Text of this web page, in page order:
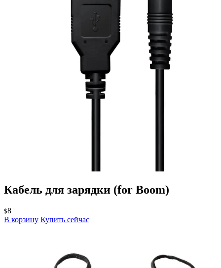
Кабель для зарядки (for Boom)
$8
В корзину Купить сейчас